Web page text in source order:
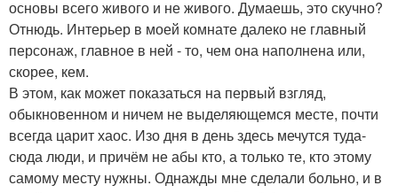
основы всего живого и не живого. Думаешь, это скучно?
Отнюдь. Интерьер в моей комнате далеко не главный
персонаж, главное в ней - то, чем она наполнена или,
скорее, кем.
В этом, как может показаться на первый взгляд,
обыкновенном и ничем не выделяющемся месте, почти
всегда царит хаос. Изо дня в день здесь мечутся туда-
сюда люди, и причём не абы кто, а только те, кто этому
самому месту нужны. Однажды мне сделали больно, и в